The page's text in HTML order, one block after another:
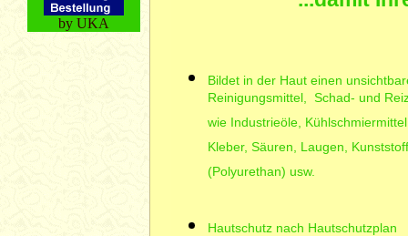
by UKA
Bildet in der Haut einen
Reinigungsmittel, Schad- und
wie Industrieöle,
Kleber, Säuren, Laugen,
(Polyurethan) usw.
Hautschutz nach Hautschutzplan